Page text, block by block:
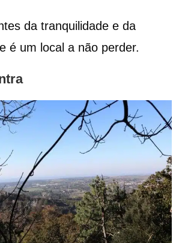
da tranquilidade e da
é um local a não perder.